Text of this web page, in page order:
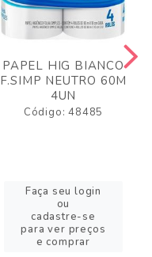
PAPEL HIG BIANCO
F.SIMP NEUTRO 60M
4UN
Código: 48485
Faça seu login
ou
cadastre-se
para ver preços
e comprar